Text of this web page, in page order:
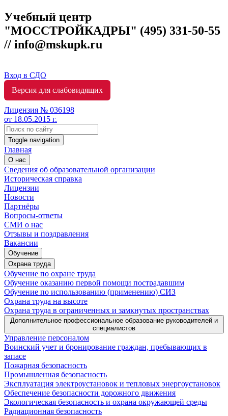
Учебный центр
"МОССТРОЙКАДРЫ" (495) 331-50-55
// info@mskupk.ru
Вход в СДО
Версия для слабовидящих
Лицензия № 036198
от 18.05.2015 г.
Toggle navigation
Главная
О нас
Сведения об образовательной организации
Историческая справка
Лицензии
Новости
Партнёры
Вопросы-ответы
СМИ о нас
Отзывы и поздравления
Вакансии
Обучение
Охрана труда
Обучение по охране труда
Обучение оказанию первой помощи пострадавшим
Обучение по использованию (применению) СИЗ
Охрана труда на высоте
Охрана труда в ограниченных и замкнутых пространствах
Дополнительное профессиональное образование руководителей и
специалистов
Управление персоналом
Воинский учет и бронирование граждан, пребывающих в
запасе
Пожарная безопасность
Промышленная безопасность
Эксплуатация электроустановок и тепловых энергоустановок
Обеспечение безопасности дорожного движения
Экологическая безопасность и охрана окружающей среды
Радиационная безопасность